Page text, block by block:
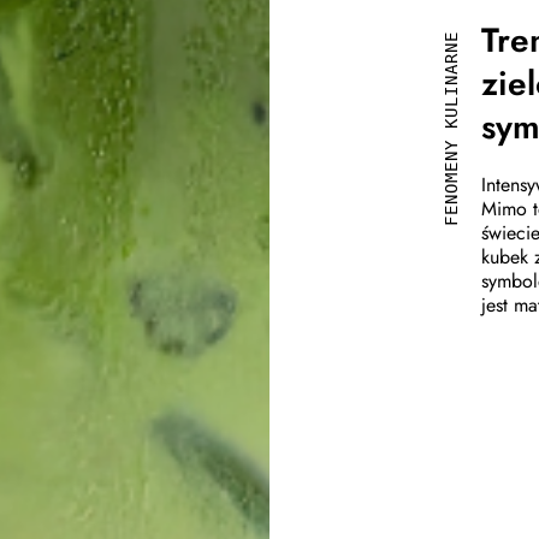
Mimo
kubek
jest
FENOMENY KULINARNE